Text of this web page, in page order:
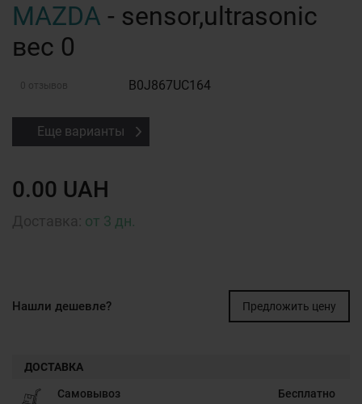
MAZDA - sensor,ultrasonic
вес 0
0 отзывов B0J867UC164
Еще варианты
0.00 UAH
от 3 дн.
Нашли дешевле? Предложить цену
ДОСТАВКА
Самовывоз Бесплатно